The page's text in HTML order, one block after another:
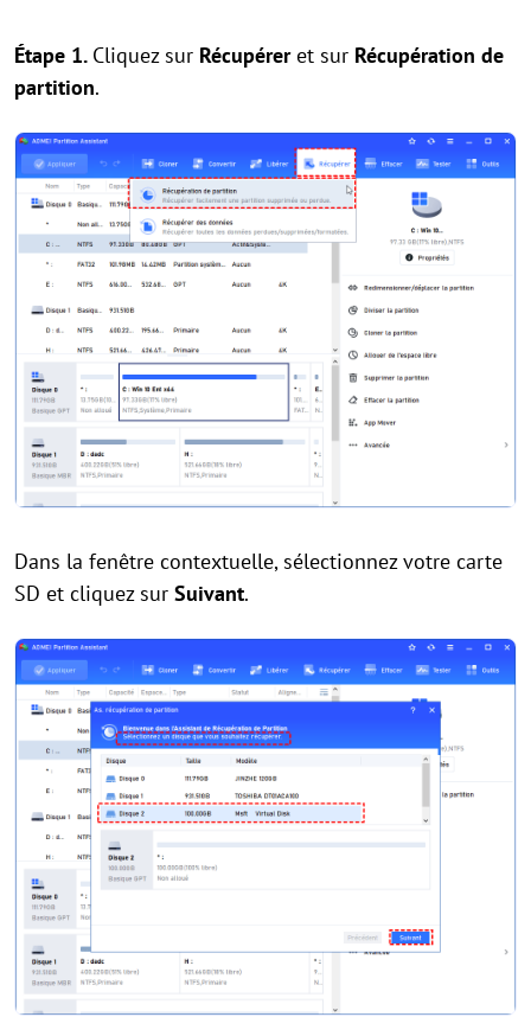
Étape 1. Cliquez sur Récupéreret sur Récupération de
partition.
Dans la fenêtre contextuelle, sélectionnez votre carte
SD et cliquez sur Suivant.